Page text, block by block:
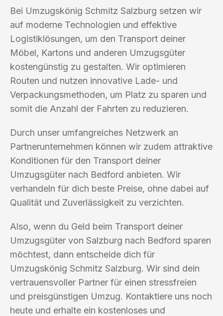
Bei Umzugskönig Schmitz Salzburg setzen wir
auf moderne Technologien und effektive
Logistiklösungen, um den Transport deiner
Möbel, Kartons und anderen Umzugsgüter
kostengünstig zu gestalten. Wir optimieren
Routen und nutzen innovative Lade- und
Verpackungsmethoden, um Platz zu sparen und
somit die Anzahl der Fahrten zu reduzieren.
Durch unser umfangreiches Netzwerk an
Partnerunternehmen können wir zudem attraktive
Konditionen für den Transport deiner
Umzugsgüter nach Bedford anbieten. Wir
verhandeln für dich beste Preise, ohne dabei auf
Qualität und Zuverlässigkeit zu verzichten.
Also, wenn du Geld beim Transport deiner
Umzugsgüter von Salzburg nach Bedford sparen
möchtest, dann entscheide dich für
Umzugskönig Schmitz Salzburg. Wir sind dein
vertrauensvoller Partner für einen stressfreien
und preisgünstigen Umzug. Kontaktiere uns noch
heute und erhalte ein kostenloses und